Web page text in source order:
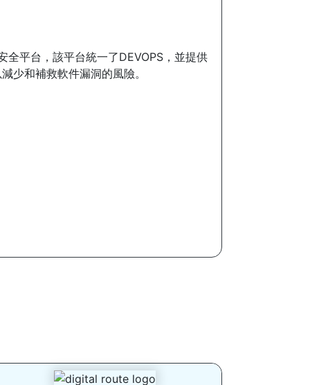
平台，該平台統一了DEVOPS，並提供
少和補救軟件漏洞的風險。